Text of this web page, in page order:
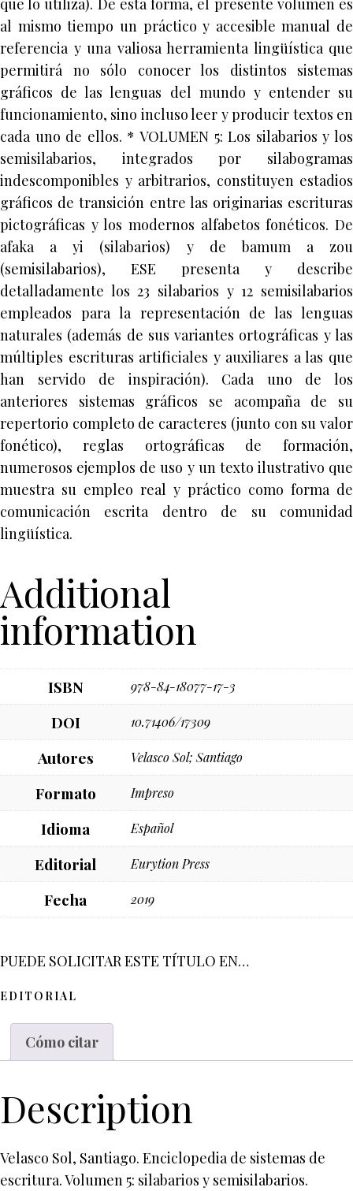
que lo utiliza). De esta forma, el presente volumen es
al mismo tiempo un práctico y accesible manual de
referencia y una valiosa herramienta lingüística que
permitirá no sólo conocer los distintos sistemas
gráficos de las lenguas del mundo y entender su
funcionamiento, sino incluso leer y producir textos en
cada uno de ellos. * VOLUMEN 5: Los silabarios y los
semisilabarios, integrados por silabogramas
indescomponibles y arbitrarios, constituyen estadios
gráficos de transición entre las originarias escrituras
pictográficas y los modernos alfabetos fonéticos. De
afaka a yi (silabarios) y de bamum a zou
(semisilabarios), ESE presenta y describe
detalladamente los 23 silabarios y 12 semisilabarios
empleados para la representación de las lenguas
naturales (además de sus variantes ortográficas y las
múltiples escrituras artificiales y auxiliares a las que
han servido de inspiración). Cada uno de los
anteriores sistemas gráficos se acompaña de su
repertorio completo de caracteres (junto con su valor
fonético), reglas ortográficas de formación,
numerosos ejemplos de uso y un texto ilustrativo que
muestra su empleo real y práctico como forma de
comunicación escrita dentro de su comunidad
lingüística.
Additional
information
ISBN 978-84-18077-17-3
DOI 10.71406/17309
Autores Velasco Sol; Santiago
Formato Impreso
Idioma Español
Editorial Eurytion Press
Fecha 2019
PUEDE SOLICITAR ESTE TÍTULO EN…
EDITORIAL
Cómo citar
Description
Velasco Sol, Santiago. Enciclopedia de sistemas de
escritura. Volumen 5: silabarios y semisilabarios.